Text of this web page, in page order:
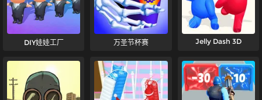
DIY娃娃工厂 万圣节杯赛 Jelly Dash 3D